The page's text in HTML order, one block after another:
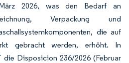
2026, was den Bedarf an
Verpackung und
die auf
gebracht werden, erhöht. In
die Disposicion 236/2026 (Februar